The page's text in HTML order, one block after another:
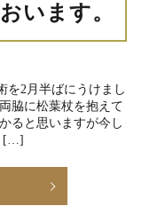
います。
を2月半ばにうけまし
脇に松葉杖を抱えて
ると思いますが今し
[…]